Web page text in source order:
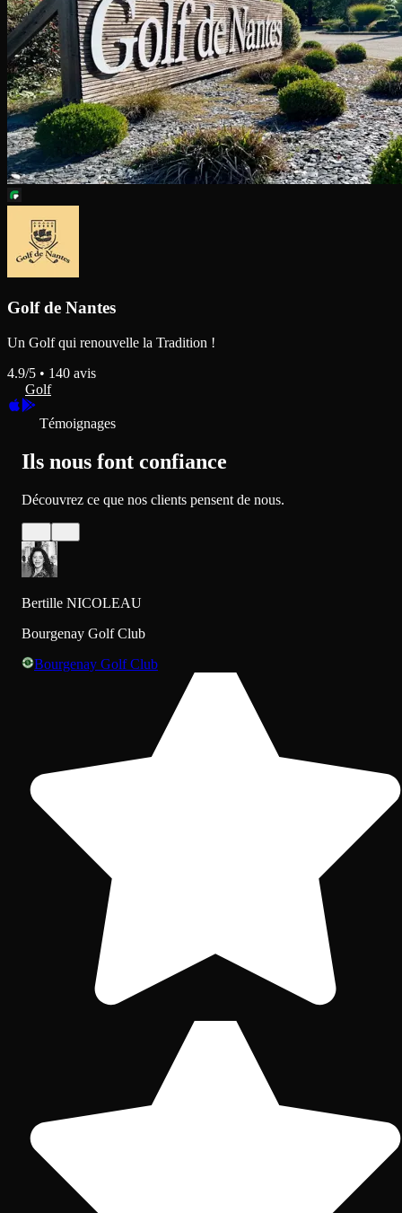
Golf de Nantes
Un Golf qui renouvelle la Tradition !
4.9/5 • 140 avis
Golf
Témoignages
Ils nous font confiance
Découvrez ce que nos clients pensent de nous.
Bertille NICOLEAU
Bourgenay Golf Club
Bourgenay Golf Club